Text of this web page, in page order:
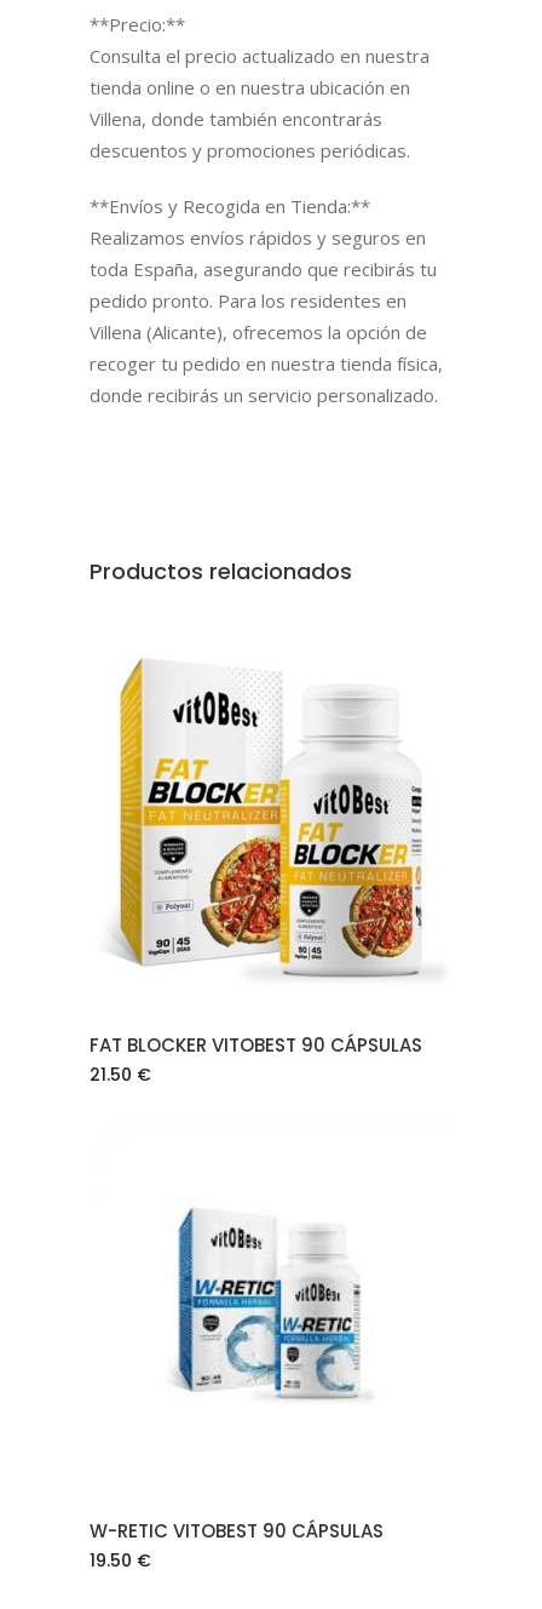
**Precio:**
Consulta el precio actualizado en nuestra
tienda online o en nuestra ubicación en
Villena, donde también encontrarás
descuentos y promociones periódicas.
**Envíos y Recogida en Tienda:**
Realizamos envíos rápidos y seguros en
toda España, asegurando que recibirás tu
pedido pronto. Para los residentes en
Villena (Alicante), ofrecemos la opción de
recoger tu pedido en nuestra tienda física,
donde recibirás un servicio personalizado.
Productos relacionados
AÑADIR AL CARRITO
FAT BLOCKER VITOBEST 90 CÁPSULAS
21.50 €
AÑADIR AL CARRITO
W-RETIC VITOBEST 90 CÁPSULAS
19.50 €